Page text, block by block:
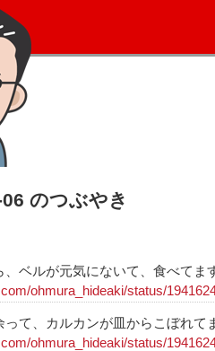
のつぶやき
、ベルが元気にないて、食べてま
ohmura_hideaki/status/
って、カルカンが皿からこぼれて
ohmura_hideaki/status/